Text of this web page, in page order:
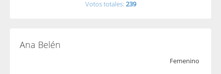
Votos totales: 239
Ana Belén
Femenino